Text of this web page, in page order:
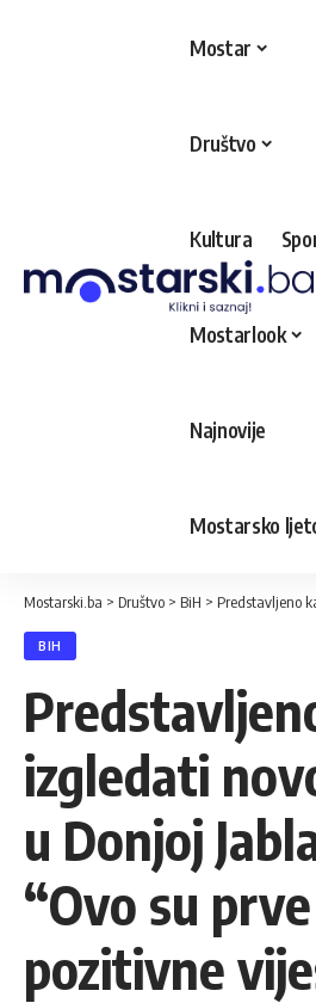
Mostar
Društvo
Kultura
Mostarlook
Najnovije
Mostarsko
Mostarski.ba > Društvo > BiH > Predstavljeno kako će izgledati
BIH
izgledati
u Donjoj
“Ovo su prve
pozitivne